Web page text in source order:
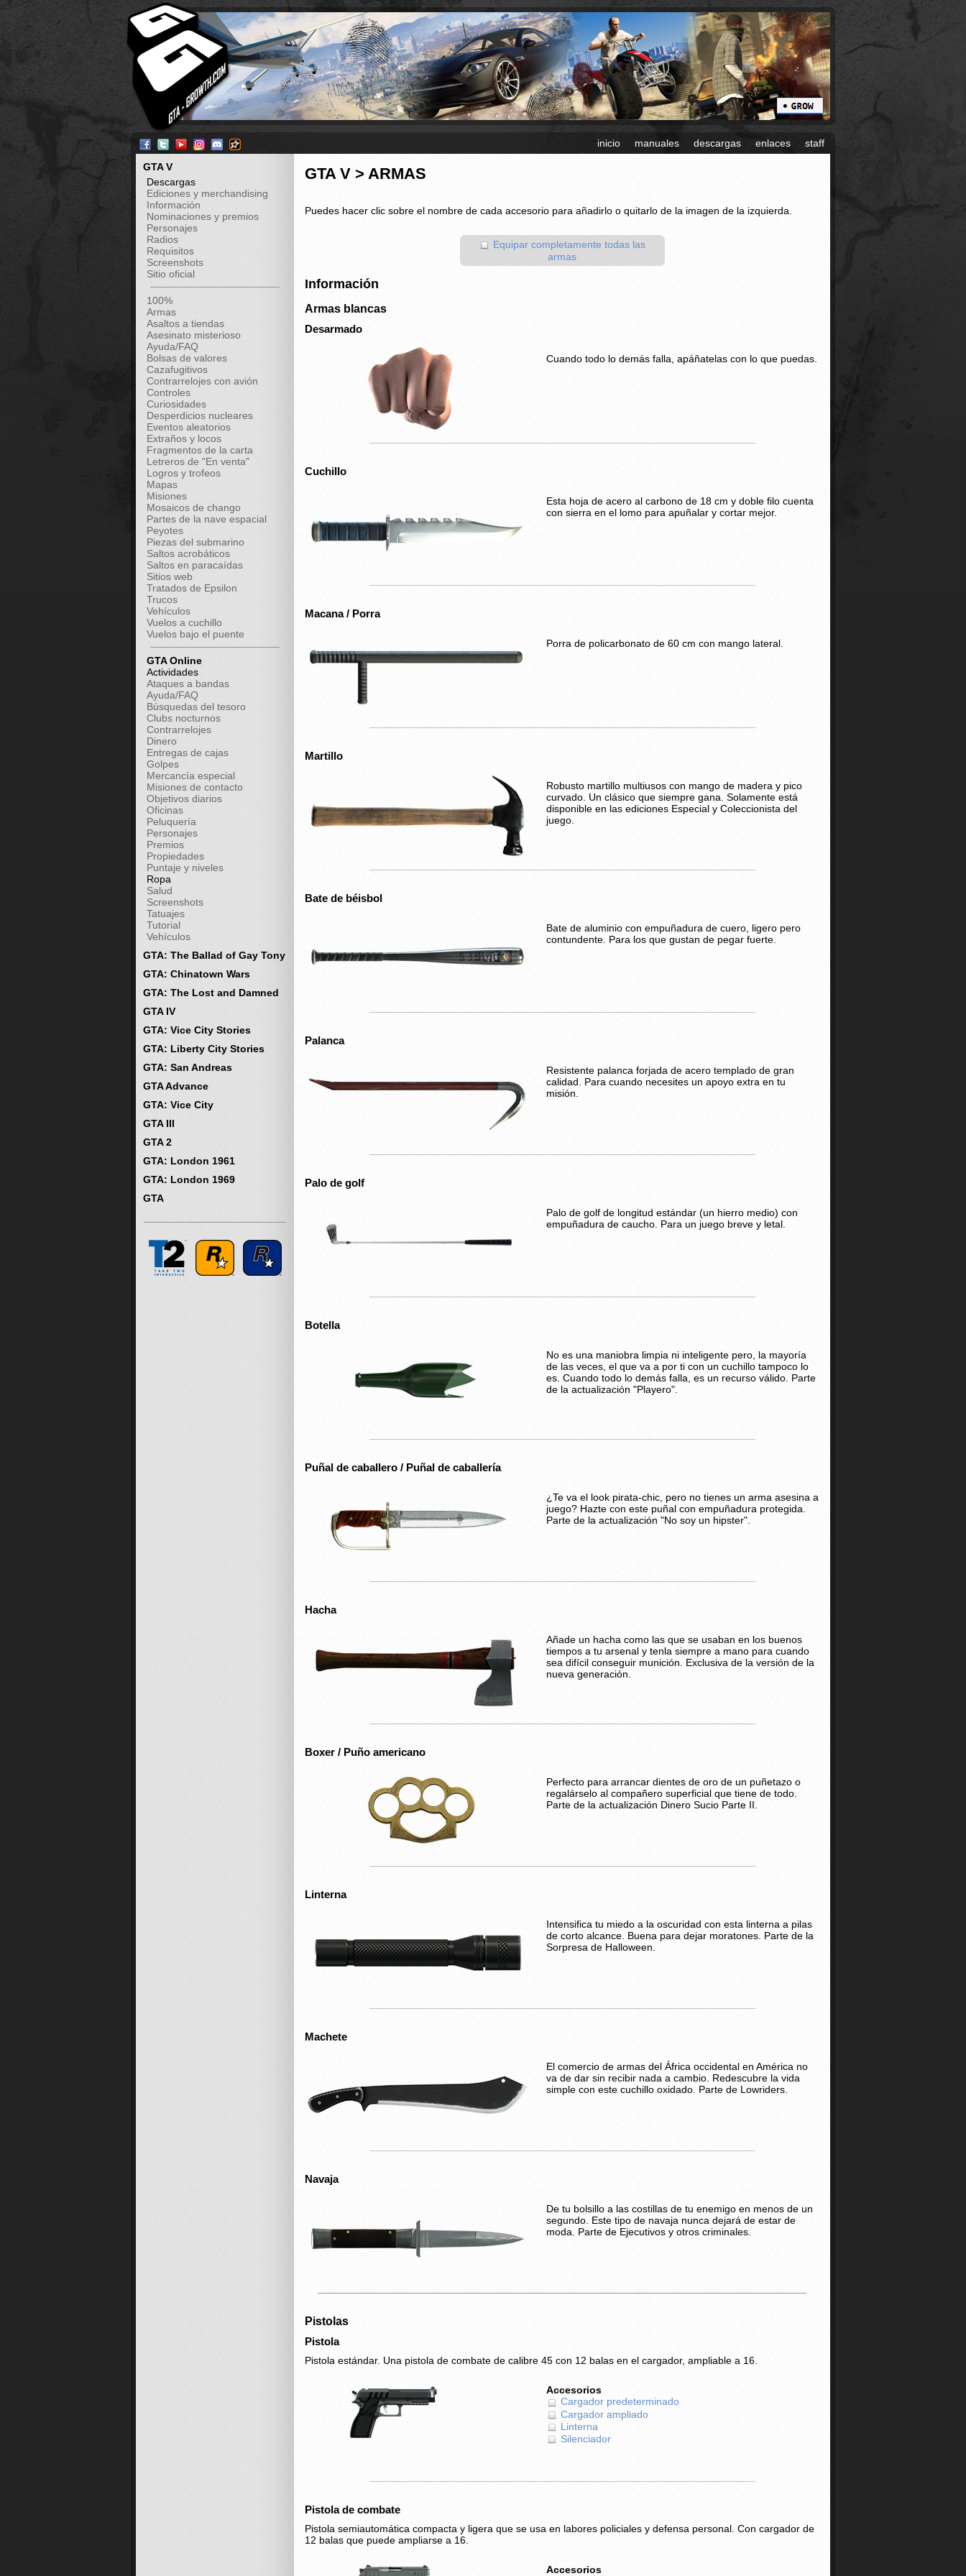
inicio manuales descargas enlaces staff
GTA V
Descargas
Ediciones y merchandising
Información
Nominaciones y premios
Personajes
Radios
Requisitos
Screenshots
Sitio oficial
100%
Armas
Asaltos a tiendas
Asesinato misterioso
Ayuda/FAQ
Bolsas de valores
Cazafugitivos
Contrarrelojes con avión
Controles
Curiosidades
Desperdicios nucleares
Eventos aleatorios
Extraños y locos
Fragmentos de la carta
Letreros de "En venta"
Logros y trofeos
Mapas
Misiones
Mosaicos de chango
Partes de la nave espacial
Peyotes
Piezas del submarino
Saltos acrobáticos
Saltos en paracaídas
Sitios web
Tratados de Epsilon
Trucos
Vehículos
Vuelos a cuchillo
Vuelos bajo el puente
GTA Online
Actividades
Ataques a bandas
Ayuda/FAQ
Búsquedas del tesoro
Clubs nocturnos
Contrarrelojes
Dinero
Entregas de cajas
Golpes
Mercancía especial
Misiones de contacto
Objetivos diarios
Oficinas
Peluquería
Personajes
Premios
Propiedades
Puntaje y niveles
Ropa
Salud
Screenshots
Tatuajes
Tutorial
Vehículos
GTA: The Ballad of Gay Tony
GTA: Chinatown Wars
GTA: The Lost and Damned
GTA IV
GTA: Vice City Stories
GTA: Liberty City Stories
GTA: San Andreas
GTA Advance
GTA: Vice City
GTA III
GTA 2
GTA: London 1961
GTA: London 1969
GTA
GTA V > ARMAS
Puedes hacer clic sobre el nombre de cada accesorio para añadirlo o quitarlo de la imagen de la izquierda.
Equipar completamente todas las
armas
Información
Armas blancas
Desarmado
Cuando todo lo demás falla, apáñatelas con lo que puedas.
Cuchillo
Esta hoja de acero al carbono de 18 cm y doble filo cuenta
con sierra en el lomo para apuñalar y cortar mejor.
Macana / Porra
Porra de policarbonato de 60 cm con mango lateral.
Martillo
Robusto martillo multiusos con mango de madera y pico
curvado. Un clásico que siempre gana. Solamente está
disponible en las ediciones Especial y Coleccionista del
juego.
Bate de béisbol
Bate de aluminio con empuñadura de cuero, ligero pero
contundente. Para los que gustan de pegar fuerte.
Palanca
Resistente palanca forjada de acero templado de gran
calidad. Para cuando necesites un apoyo extra en tu
misión.
Palo de golf
Palo de golf de longitud estándar (un hierro medio) con
empuñadura de caucho. Para un juego breve y letal.
Botella
No es una maniobra limpia ni inteligente pero, la mayoría
de las veces, el que va a por ti con un cuchillo tampoco lo
es. Cuando todo lo demás falla, es un recurso válido. Parte
de la actualización "Playero".
Puñal de caballero / Puñal de caballería
¿Te va el look pirata-chic, pero no tienes un arma asesina a
juego? Hazte con este puñal con empuñadura protegida.
Parte de la actualización "No soy un hipster".
Hacha
Añade un hacha como las que se usaban en los buenos
tiempos a tu arsenal y tenla siempre a mano para cuando
sea difícil conseguir munición. Exclusiva de la versión de la
nueva generación.
Boxer / Puño americano
Perfecto para arrancar dientes de oro de un puñetazo o
regalárselo al compañero superficial que tiene de todo.
Parte de la actualización Dinero Sucio Parte II.
Linterna
Intensifica tu miedo a la oscuridad con esta linterna a pilas
de corto alcance. Buena para dejar moratones. Parte de la
Sorpresa de Halloween.
Machete
El comercio de armas del África occidental en América no
va de dar sin recibir nada a cambio. Redescubre la vida
simple con este cuchillo oxidado. Parte de Lowriders.
Navaja
De tu bolsillo a las costillas de tu enemigo en menos de un
segundo. Este tipo de navaja nunca dejará de estar de
moda. Parte de Ejecutivos y otros criminales.
Pistolas
Pistola
Pistola estándar. Una pistola de combate de calibre 45 con 12 balas en el cargador, ampliable a 16.
Accesorios
Cargador predeterminado
Cargador ampliado
Linterna
Silenciador
Pistola de combate
Pistola semiautomática compacta y ligera que se usa en labores policiales y defensa personal. Con cargador de
12 balas que puede ampliarse a 16.
Accesorios